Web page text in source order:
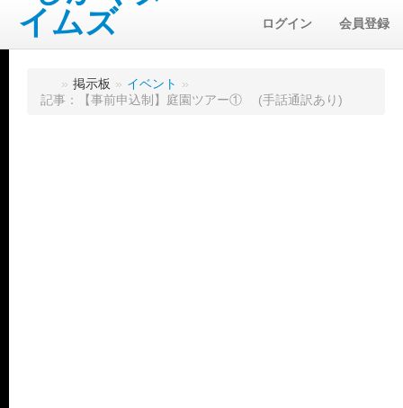
ログイン 会員登録
» 掲示板 » イベント »
記事：【事前申込制】庭園ツアー① (手話通訳あり)